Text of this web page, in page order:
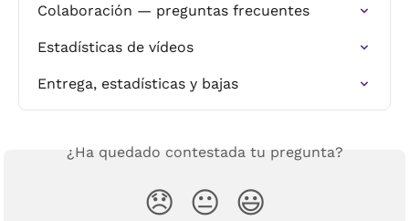
Colaboración — preguntas frecuentes
Estadísticas de vídeos
Entrega, estadísticas y bajas
¿Ha quedado contestada tu pregunta?
😞 😐 😃